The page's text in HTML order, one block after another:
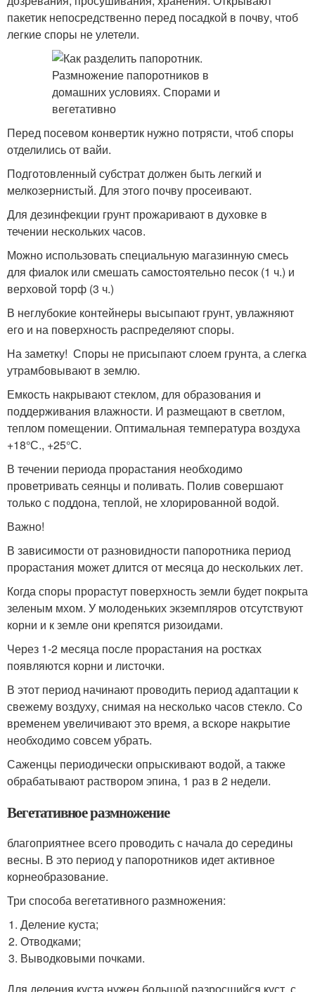
пакетик непосредственно перед посадкой в почву, чтоб
легкие споры не улетели.
Перед посевом конвертик нужно потрясти, чтоб споры
отделились от вайи.
Подготовленный субстрат должен быть легкий и
мелкозернистый. Для этого почву просеивают.
Для дезинфекции грунт прожаривают в духовке в
течении нескольких часов.
Можно использовать специальную магазинную смесь
для фиалок или смешать самостоятельно песок (1 ч.) и
верховой торф (3 ч.)
В неглубокие контейнеры высыпают грунт, увлажняют
его и на поверхность распределяют споры.
На заметку! Споры не присыпают слоем грунта, а слегка
утрамбовывают в землю.
Емкость накрывают стеклом, для образования и
поддерживания влажности. И размещают в светлом,
теплом помещении. Оптимальная температура воздуха
+18°С., +25°С.
В течении периода прорастания необходимо
проветривать сеянцы и поливать. Полив совершают
только с поддона, теплой, не хлорированной водой.
Важно!
В зависимости от разновидности папоротника период
прорастания может длится от месяца до нескольких лет.
Когда споры прорастут поверхность земли будет покрыта
зеленым мхом. У молоденьких экземпляров отсутствуют
корни и к земле они крепятся ризоидами.
Через 1-2 месяца после прорастания на ростках
появляются корни и листочки.
В этот период начинают проводить период адаптации к
свежему воздуху, снимая на несколько часов стекло. Со
временем увеличивают это время, а вскоре накрытие
необходимо совсем убрать.
Саженцы периодически опрыскивают водой, а также
обрабатывают раствором эпина, 1 раз в 2 недели.
Вегетативное размножение
благоприятнее всего проводить с начала до середины
весны. В это период у папоротников идет активное
корнеобразование.
Три способа вегетативного размножения:
Деление куста;
Отводками;
Выводковыми почками.